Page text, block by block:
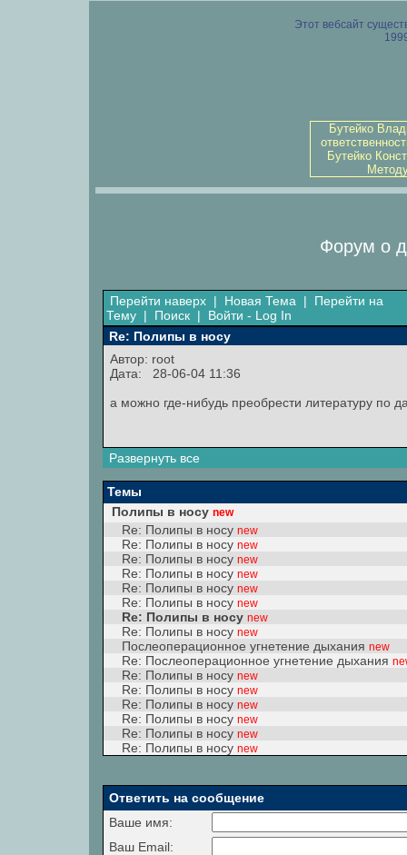
Этот вебсайт
Бутейко
Бутейко
Форум о
Перейти наверх | Новая Тема | Перейти на
Тему | Поиск | Войти - Log In
Re: Полипы в носу
Автор: root
Дата: 28-06-04 11:36
а можно где-нибудь преобрести литературу по
Развернуть все
Темы
Полипы в носу new
Re: Полипы в носу new
Re: Полипы в носу new
Re: Полипы в носу new
Re: Полипы в носу new
Re: Полипы в носу new
Re: Полипы в носу new
Re: Полипы в носу new
Re: Полипы в носу new
Послеоперационное угнетение дыхания new
Re: Послеоперационное угнетение дыхания
Re: Полипы в носу new
Re: Полипы в носу new
Re: Полипы в носу new
Re: Полипы в носу new
Re: Полипы в носу new
Re: Полипы в носу new
Ответить на сообщение
Ваше имя:
Ваш Email: